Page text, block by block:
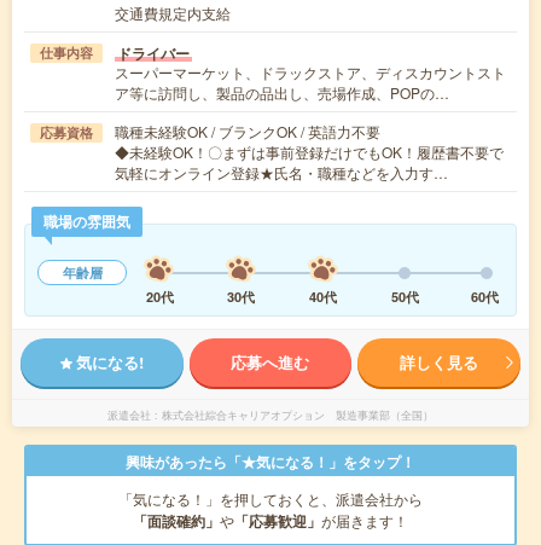
交通費規定内支給
仕事内容 ドライバー
スーパーマーケット、ドラックストア、ディスカウントスト
ア等に訪問し、製品の品出し、売場作成、POPの…
応募資格
職種未経験OK / ブランクOK / 英語力不要
◆未経験OK！〇まずは事前登録だけでもOK！履歴書不要で
気軽にオンライン登録★氏名・職種などを入力す…
職場の雰囲気
年齢層
20代
30代 40代 50代 60代
気になる! 応募へ進む 詳しく見る
派遣会社 株式会社綜合キャリアオプション 製造事業部（全国）
興味があったら「★気になる！」をタップ！
「気になる！」を押しておくと、派遣会社から
「面談確約」 や 「応募歓迎」 が届きます！